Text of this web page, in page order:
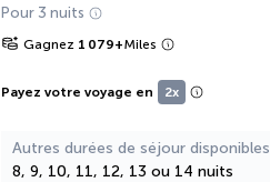
Pour 3 nuits
Gagnez 1 079+Miles
Payez votre voyage en 2x
Autres durées de séjour disponibles
8, 9, 10, 11, 12, 13 ou 14 nuits